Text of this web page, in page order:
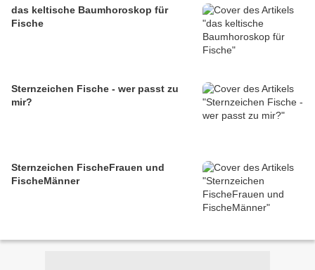
das keltische Baumhoroskop für
Fische
Sternzeichen Fische - wer passt zu
mir?
Sternzeichen FischeFrauen und
FischeMänner